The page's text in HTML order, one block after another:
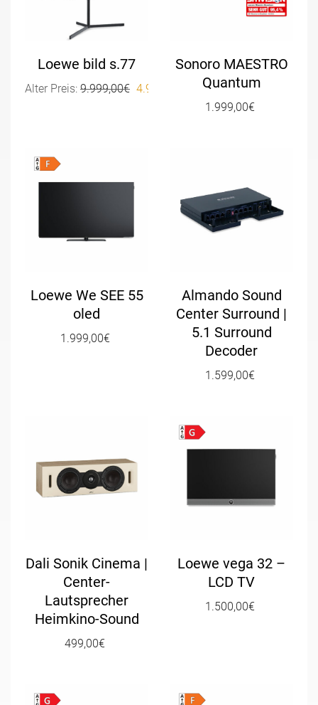
Loewe bild s.77
Alter Preis: 9.999,00€ Ursprünglicher Preis war: 9.999,00€
4.999,00 Aktueller Preis ist:
Sonoro MAESTRO
Quantum
1.999,00€
Loewe We SEE 55
oled
1.999,00€
Almando Sound
Center Surround |
5.1 Surround
Decoder
1.599,00€
Dali Sonik Cinema |
Center-
Lautsprecher
Heimkino-Sound
499,00€
Loewe vega 32 –
LCD TV
1.500,00€